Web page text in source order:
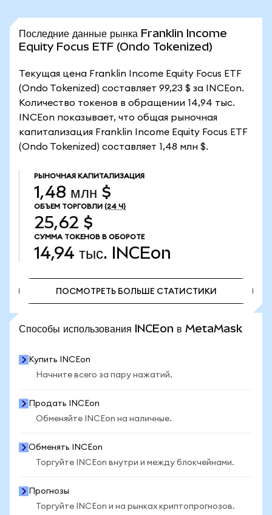
Последние данные рынка Franklin Income
Equity Focus ETF (Ondo Tokenized)
Текущая цена Franklin Income Equity Focus ETF
(Ondo Tokenized) составляет 99,23 $ за INCEon.
Количество токенов в обращении 14,94 тыс.
INCEon показывает, что общая рыночная
капитализация Franklin Income Equity Focus ETF
(Ondo Tokenized) составляет 1,48 млн $.
РЫНОЧНАЯ КАПИТАЛИЗАЦИЯ
1,48 млн $
ОБЪЕМ ТОРГОВЛИ (24 Ч)
25,62 $
СУММА ТОКЕНОВ В ОБОРОТЕ
14,94 тыс. INCEon
ПОСМОТРЕТЬ БОЛЬШЕ СТАТИСТИКИ
Способы использования INCEon в MetaMask
Купить INCEon
Начните всего за пару нажатий.
Продать INCEon
Обменяйте INCEon на наличные.
Обменять INCEon
Торгуйте INCEon внутри и между блокчейнами.
Прогнозы
Торгуйте INCEon и на рынках криптопрогнозов.